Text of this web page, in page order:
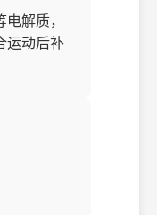
解质，
运动后补